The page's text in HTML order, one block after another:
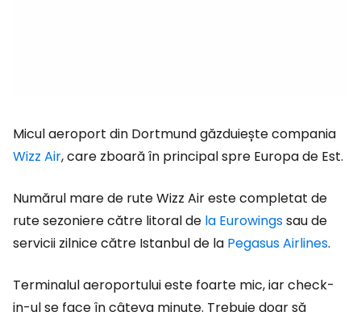
Micul aeroport din Dortmund găzduiește compania
Wizz Air, care zboară în principal spre Europa de Est.
Numărul mare de rute Wizz Air este completat de
rute sezoniere către litoral de la Eurowingssau de
servicii zilnice către Istanbul de la Pegasus Airlines.
Terminalul aeroportului este foarte mic, iar check-
in-ul se face în câteva minute. Trebuie doar să